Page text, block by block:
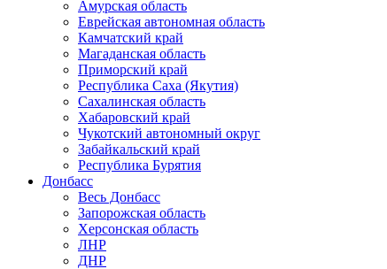
Амурская область
Еврейская автономная область
Камчатский край
Магаданская область
Приморский край
Республика Саха (Якутия)
Сахалинская область
Хабаровский край
Чукотский автономный округ
Забайкальский край
Республика Бурятия
Донбасс
Весь Донбасс
Запорожская область
Херсонская область
ЛНР
ДНР